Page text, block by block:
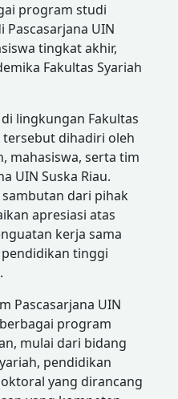
program studi
UIN
tingkat akhir,
Fakultas Syariah
lingkungan Fakultas
dihadiri oleh
mahasiswa, serta tim
UIN Suska Riau.
dari pihak
apresiasi atas
kerja sama
tinggi
Pascasarjana UIN
program
mulai dari bidang
pendidikan
yang dirancang